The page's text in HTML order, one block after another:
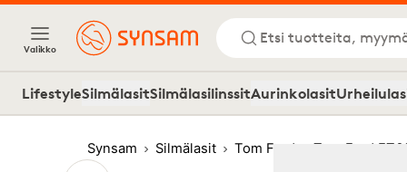
Valikko
Etsi tuotteita,
LifestyleSilmälasitSilmälasilinssitAurinkolasit
Synsam Silmälasit Tom Ford Tom Ford